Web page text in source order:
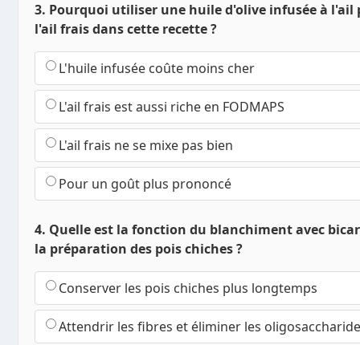
3. Pourquoi utiliser une huile d'olive infusée à l'ail
l'ail frais dans cette recette ?
L'huile infusée coûte moins cher
L'ail frais est aussi riche en FODMAPS
L'ail frais ne se mixe pas bien
Pour un goût plus prononcé
4. Quelle est la fonction du blanchiment avec
la préparation des pois chiches ?
Conserver les pois chiches plus longtemps
Attendrir les fibres et éliminer les